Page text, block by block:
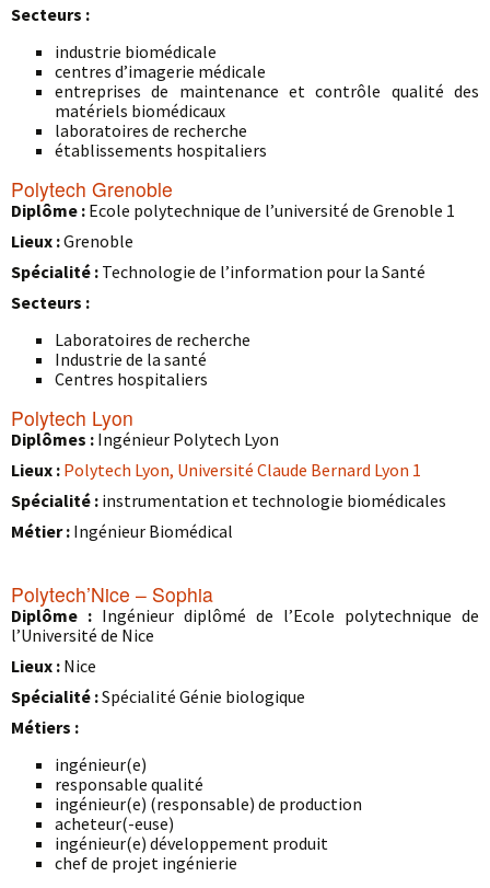
Secteurs :
industrie biomédicale
centres d’imagerie médicale
entreprises de maintenance et contrôle qualité des
matériels biomédicaux
laboratoires de recherche
établissements hospitaliers
Polytech Grenoble
Diplôme : Ecole polytechnique de l’université de Grenoble 1
Lieux :Grenoble
Spécialité : Technologie de l’information pour la Santé
Secteurs :
Laboratoires de recherche
Industrie de la santé
Centres hospitaliers
Polytech Lyon
Diplômes : Ingénieur Polytech Lyon
Lieux : Polytech Lyon, Université Claude Bernard Lyon 1
Spécialité : instrumentation et technologie biomédicales
Métier : Ingénieur Biomédical
Polytech’Nice – Sophia
Diplôme : Ingénieur diplômé de l’Ecole polytechnique de
l’Université de Nice
Lieux : Nice
Spécialité :Spécialité Génie biologique
Métiers :
ingénieur(e)
responsable qualité
ingénieur(e) (responsable) de production
acheteur(-euse)
ingénieur(e) développement produit
chef de projet ingénierie